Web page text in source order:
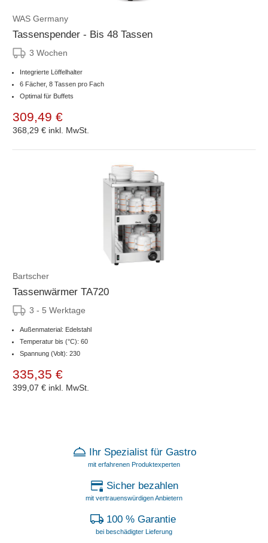
WAS Germany
Tassenspender - Bis 48 Tassen
3 Wochen
Integrierte Löffelhalter
6 Fächer, 8 Tassen pro Fach
Optimal für Buffets
309,49 €
368,29 € inkl. MwSt.
Bartscher
Tassenwärmer TA720
3 - 5 Werktage
Außenmaterial: Edelstahl
Temperatur bis (°C): 60
Spannung (Volt): 230
335,35 €
399,07 € inkl. MwSt.
Ihr Spezialist für Gastro
mit erfahrenen Produktexperten
Sicher bezahlen
mit vertrauenswürdigen Anbietern
100 % Garantie
bei beschädigter Lieferung